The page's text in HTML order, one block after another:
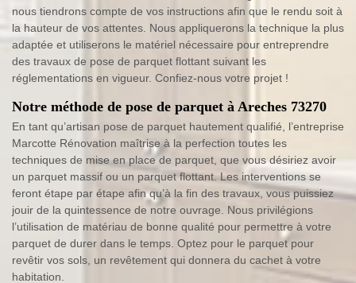
nous tiendrons compte de vos instructions afin que le rendu soit à
la hauteur de vos attentes. Nous appliquerons la technique la plus
adaptée et utiliserons le matériel nécessaire pour entreprendre
des travaux de pose de parquet flottant suivant les
réglementations en vigueur. Confiez-nous votre projet !
Notre méthode de pose de parquet à Areches 73270
En tant qu’artisan pose de parquet hautement qualifié, l’entreprise
Marcotte Rénovation maîtrise à la perfection toutes les
techniques de mise en place de parquet, que vous désiriez avoir
un parquet massif ou un parquet flottant. Les interventions se
feront étape par étape afin qu’à la fin des travaux, vous puissiez
jouir de la quintessence de notre ouvrage. Nous privilégions
l’utilisation de matériau de bonne qualité pour permettre à votre
parquet de durer dans le temps. Optez pour le parquet pour
revêtir vos sols, un revêtement qui donnera du cachet à votre
habitation.